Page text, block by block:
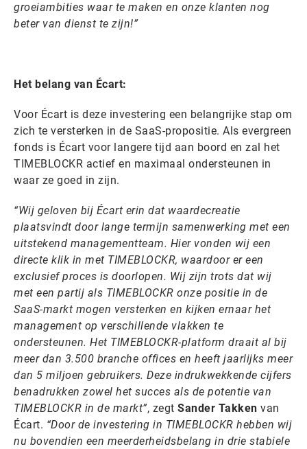
groeiambities waar te maken en onze klanten nog
beter van dienst te zijn!”
Het belang van Écart:
Voor Écart is deze investering een belangrijke stap om
zich te versterken in de SaaS-propositie. Als evergreen
fonds is Écart voor langere tijd aan boord en zal het
TIMEBLOCKR actief en maximaal ondersteunen in
waar ze goed in zijn.
“Wij geloven bij Écart erin dat waardecreatie
plaatsvindt door lange termijn samenwerking met een
uitstekend managementteam. Hier vonden wij een
directe klik in met TIMEBLOCKR, waardoor er een
exclusief proces is doorlopen. Wij zijn trots dat wij
met een partij als TIMEBLOCKR onze positie in de
SaaS-markt mogen versterken en kijken ernaar het
management op verschillende vlakken te
ondersteunen. Het TIMEBLOCKR-platform draait al bij
meer dan 3.500 branche offices en heeft jaarlijks meer
dan 5 miljoen gebruikers. Deze indrukwekkende cijfers
benadrukken zowel het succes als de potentie van
TIMEBLOCKR in de markt”, zegt Sander Takken van
Écart. “Door de investering in TIMEBLOCKR hebben wij
nu bovendien een meerderheidsbelang in drie stabiele